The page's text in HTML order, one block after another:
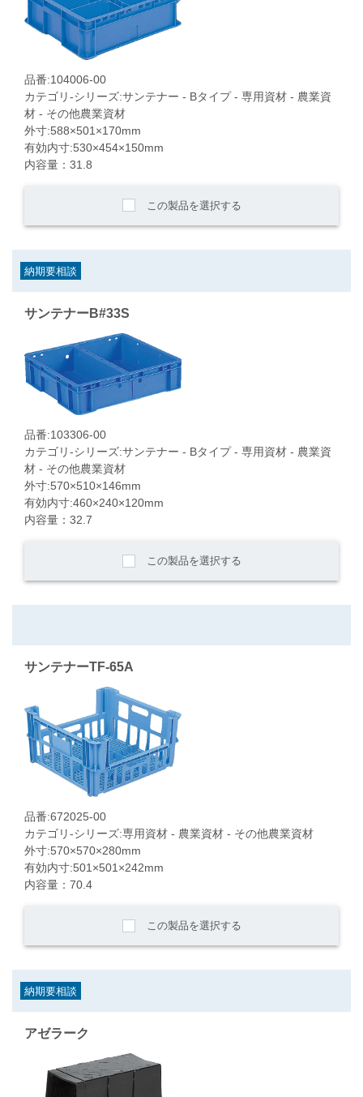
品番:104006-00
カテゴリ-シリーズ:サンテナー - Bタイプ - 専用資材 - 農業資
材 - その他農業資材
外寸:588×501×170mm
有効内寸:530×454×150mm
内容量：31.8
この製品を選択する
納期要相談
サンテナーB#33S
品番:103306-00
カテゴリ-シリーズ:サンテナー - Bタイプ - 専用資材 - 農業資
材 - その他農業資材
外寸:570×510×146mm
有効内寸:460×240×120mm
内容量：32.7
この製品を選択する
サンテナーTF-65A
品番:672025-00
カテゴリ-シリーズ:専用資材 - 農業資材 - その他農業資材
外寸:570×570×280mm
有効内寸:501×501×242mm
内容量：70.4
この製品を選択する
納期要相談
アゼラーク